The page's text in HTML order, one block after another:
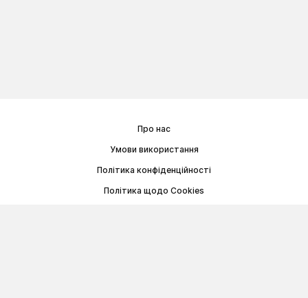
Про нас
Умови використання
Політика конфіденційності
Політика щодо Cookies